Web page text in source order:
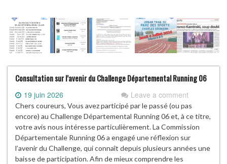
Consultation sur l’avenir du Challenge Départemental Running 06
19 juin 2026 Leave a comment
Chers coureurs, Vous avez participé par le passé (ou pas
encore) au Challenge Départemental Running 06 et, à ce titre,
votre avis nous intéresse particulièrement. La Commission
Départementale Running 06 a engagé une réflexion sur
l’avenir du Challenge, qui connaît depuis plusieurs années une
baisse de participation. Afin de mieux comprendre les